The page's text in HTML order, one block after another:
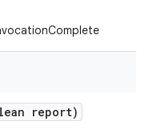
report)